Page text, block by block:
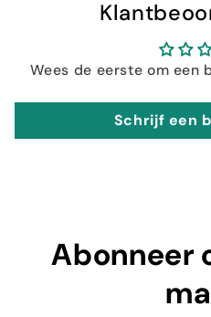
Wees de eerste om een
Schrijf een
Abonneer